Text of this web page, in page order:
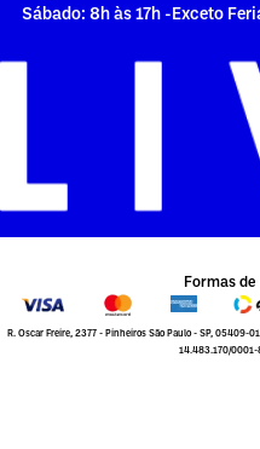
Sábado: 8h às 17h -Exceto
Formas
R. Oscar Freire, 2377 - Pinheiros São Paulo - SP, 05409-
14.483.170/0001-